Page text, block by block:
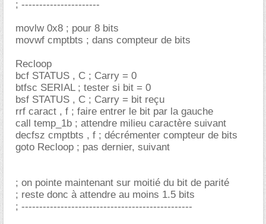
; ----------------------
movlw 0x8 ; pour 8 bits
movwf cmptbts ; dans compteur de bits
Recloop
bcf STATUS , C ; Carry = 0
btfsc SERIAL ; tester si bit = 0
bsf STATUS , C ; Carry = bit reçu
rrf caract , f ; faire entrer le bit par la gauche
call temp_1b ; attendre milieu caractère suivant
decfsz cmptbts , f ; décrémenter compteur de bits
goto Recloop ; pas dernier, suivant
; on pointe maintenant sur moitié du bit de parité
; reste donc à attendre au moins 1.5 bits
; ------------------------------------------------